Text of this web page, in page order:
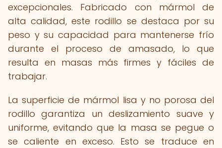
excepcionales. Fabricado con mármol de
alta calidad, este rodillo se destaca por su
peso y su capacidad para mantenerse frío
durante el proceso de amasado, lo que
resulta en masas más firmes y fáciles de
trabajar.
La superficie de mármol lisa y no porosa del
rodillo garantiza un deslizamiento suave y
uniforme, evitando que la masa se pegue o
se caliente en exceso. Esto se traduce en